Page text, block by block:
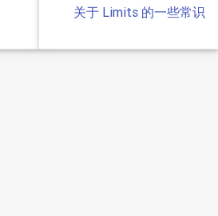
关于 Limits 的一些常识